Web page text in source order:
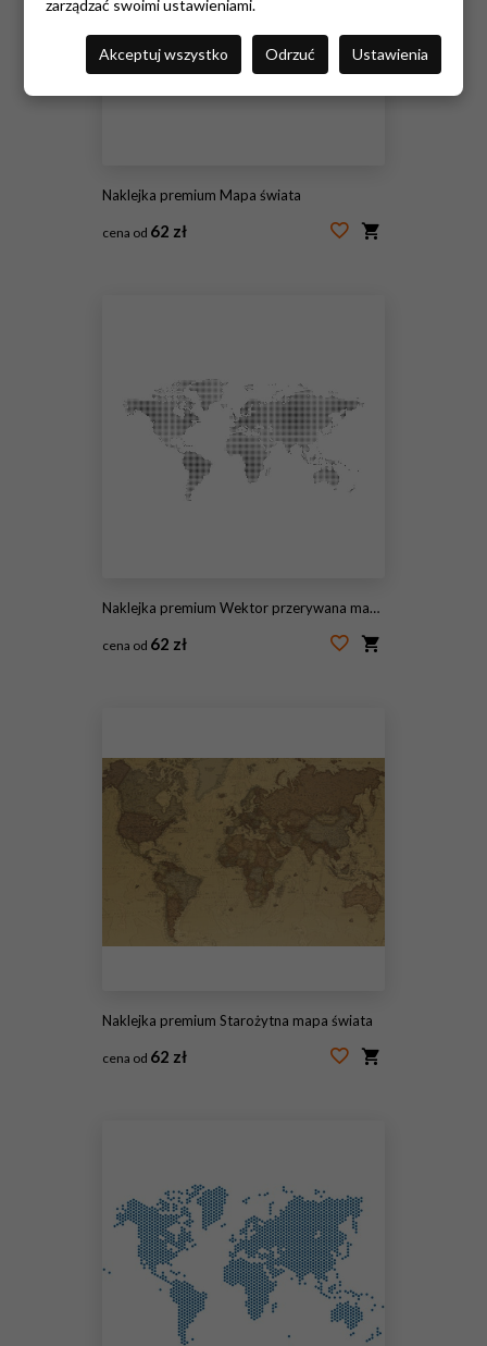
Naklejka premium Mapa świata
cena od 62 zł
Naklejka premium Wektor przerywana mapa świata.
cena od 62 zł
Naklejka premium Starożytna mapa świata
cena od 62 zł
zarządzać swoimi ustawieniami.
Akceptuj wszystko Odrzuć Ustawienia